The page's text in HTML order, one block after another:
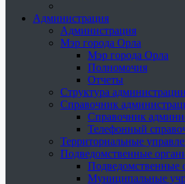
Администрация
Администрация
Мэр города Орла
Мэр города Орла
Полномочия
Отчеты
Структура администрации
Справочник
Справочник
Телефонный
Территориальные
Подведомственные
Подведомственные
Муниципальные